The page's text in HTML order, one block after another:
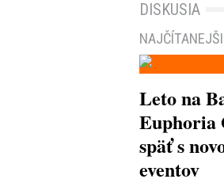
DISKUSIA
Leto na
Euphoria
späť s
eventov